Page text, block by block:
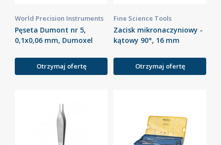
World Precision Instruments
Pęseta Dumont nr 5,
0,1x0,06 mm, Dumoxel
Otrzymaj ofertę
Fine Science Tools
Zacisk mikronaczyniowy -
kątowy 90°, 16 mm
Otrzymaj ofertę